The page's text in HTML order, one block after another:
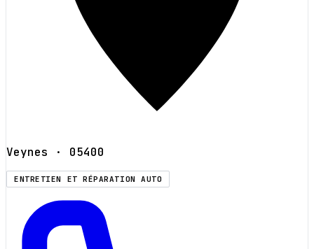
Veynes · 05400
ENTRETIEN ET RÉPARATION AUTO